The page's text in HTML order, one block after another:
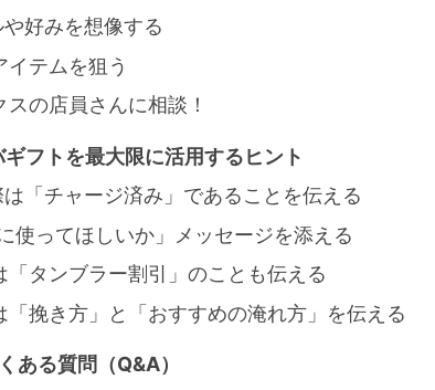
好みを想像する
テムを狙う
の店員さんに相談！
フトを最大限に活用するヒント
「チャージ済み」であることを伝える
使ってほしいか」メッセージを添える
タンブラー割引」のことも伝える
挽き方」と「おすすめの淹れ方」を伝える
ある質問（Q&A）